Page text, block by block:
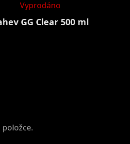
GG Clear 500 ml
Vyprodáno